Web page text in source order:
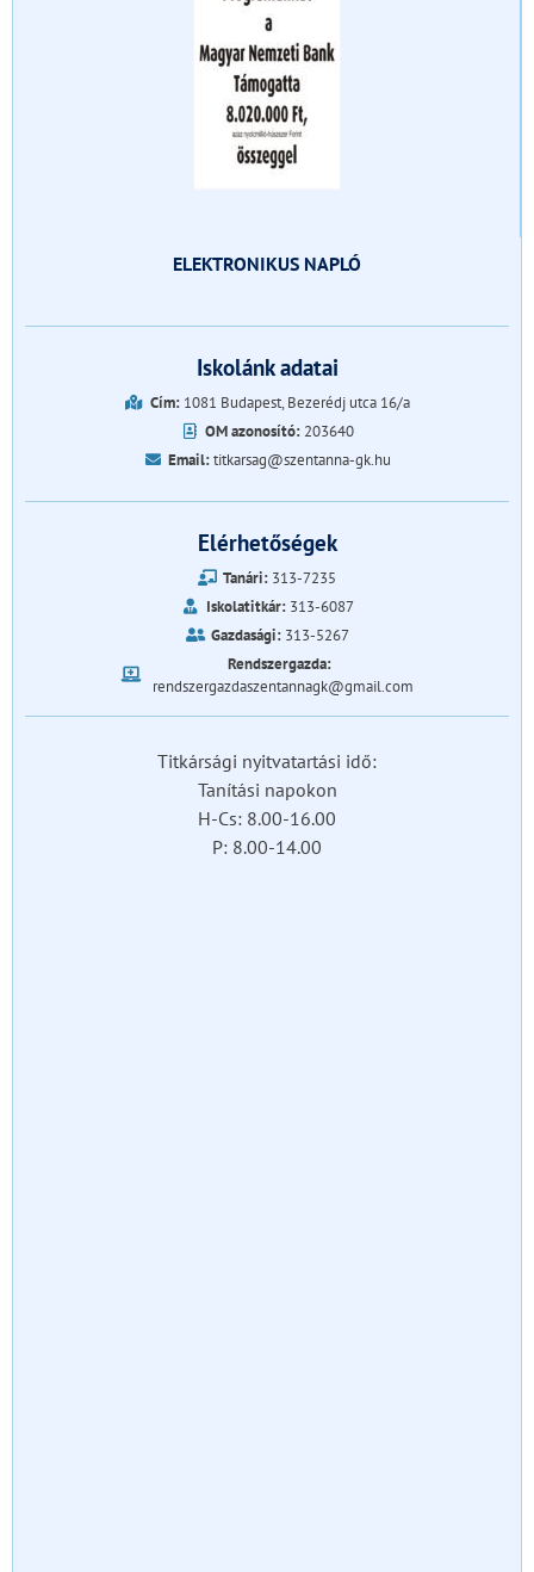
ELEKTRONIKUS NAPLÓ
Iskolánk adatai
Cím:1081 Budapest, Bezerédj utca 16/a
OM azonosító: 203640
Email:titkarsag@szentanna-gk.hu
Elérhetőségek
Tanári: 313-7235
Iskolatitkár:313-6087
Gazdasági:313-5267
Rendszergazda:
rendszergazdaszentannagk@gmail.com
Titkársági nyitvatartási idő:
Tanítási napokon
H-Cs: 8.00-16.00
P: 8.00-14.00